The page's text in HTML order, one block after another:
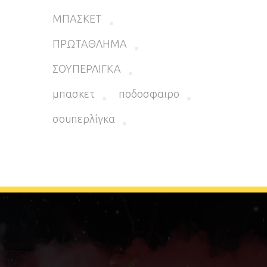
ΜΠΑΣΚΕΤ
ΠΡΩΤΑΘΛΗΜΑ
ΣΟΥΠΕΡΛΙΓΚΑ
μπασκετ ποδοσφαιρο
σουπερλίγκα